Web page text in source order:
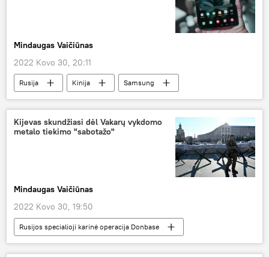
Mindaugas Vaičiūnas
2022 Kovo 30, 20:11
Rusija Kinija
Samsung
Baltijos šalys
Pasaulyje
Kijevas skundžiasi dėl Vakarų vykdomo
metalo tiekimo "sabotažo"
Mindaugas Vaičiūnas
2022 Kovo 30, 19:50
Rusijos specialioji karinė operacija Donbase
Pasaulyje
Ukraina
Kijevas